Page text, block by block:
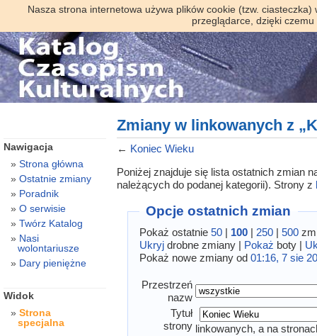
Nasza strona internetowa używa plików cookie (tzw.
przeglądarce, dzięki
Zmiany w linkowanych z
← Koniec Wieku
Poniżej znajduje się lista ostatnich zmian
należących do podanej kategorii). Strony z
Opcje ostatnich zmian
Pokaż ostatnie 50| 100| 250| 500
Ukryjdrobne zmiany | Pokaż boty |
Pokaż nowe zmiany od 01:16, 7 sie
Przestrzeń
nazw
Tytuł
strony linkowanych, a na
Nawigacja
Strona główna
Ostatnie zmiany
Poradnik
O serwisie
Twórz Katalog
Nasi
wolontariusze
Dary pieniężne
Widok
Strona
specjalna